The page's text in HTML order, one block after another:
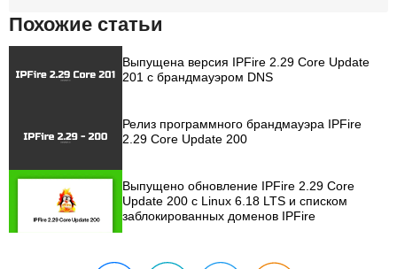
Похожие статьи
Выпущена версия IPFire 2.29 Core Update
201 с брандмауэром DNS
Релиз программного брандмауэра IPFire
2.29 Core Update 200
Выпущено обновление IPFire 2.29 Core
Update 200 с Linux 6.18 LTS и списком
заблокированных доменов IPFire